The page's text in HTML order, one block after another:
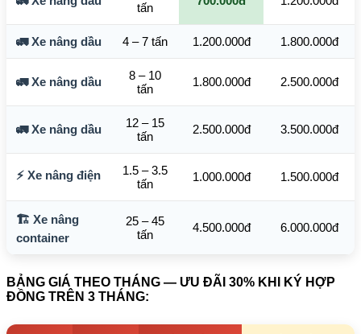
tấn
🚛 Xe nâng dầu 4 – 7 tấn 1.200.000đ 1.800.000đ
🚛 Xe nâng dầu
8 – 10
tấn
1.800.000đ 2.500.000đ
🚛 Xe nâng dầu
12 – 15
tấn
2.500.000đ 3.500.000đ
⚡ Xe nâng điện
1.5 – 3.5
tấn
1.000.000đ 1.500.000đ
🏗️ Xe nâng
container
25 – 45
tấn
4.500.000đ 6.000.000đ
BẢNG GIÁ THEO THÁNG — ƯU ĐÃI 30% KHI KÝ HỢP
ĐỒNG TRÊN 3 THÁNG: